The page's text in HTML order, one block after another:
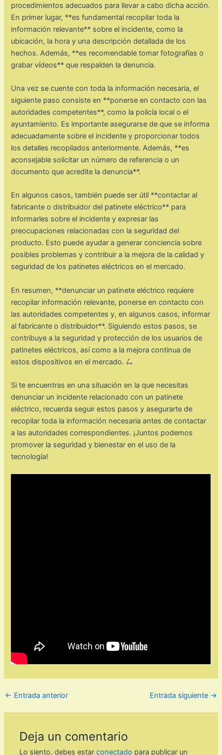
procedimientos adecuados para llevar a cabo dicha acción.
En primer lugar, **es fundamental recopilar toda la
información relevante** sobre el incidente, como la
ubicación, la hora y una descripción detallada de los
hechos. Además, **es recomendable tomar fotografías o
grabar vídeos** que respalden la denuncia.
Una vez se cuente con toda la información necesaria, el
siguiente paso consiste en **ponerse en contacto con las
autoridades competentes**, como la policía local o el
ayuntamiento. Es importante asegurarse de que se informa
adecuadamente sobre el incidente y proporcionar todos
los detalles recopilados anteriormente. Además, **es
aconsejable solicitar un número de referencia o un
documento que acredite la denuncia**.
En algunos casos, también puede ser útil **contactar al
fabricante o distribuidor del patinete eléctrico** para
informarles sobre el incidente y expresar las
preocupaciones relacionadas con la seguridad del
producto. Esto puede ayudar a generar conciencia sobre
posibles problemas y contribuir a la mejora de la calidad y
seguridad de los patinetes eléctricos en el mercado.
En resumen, **denunciar un patinete eléctrico requiere
recopilar información relevante, ponerse en contacto con
las autoridades competentes y, en algunos casos, informar
al fabricante o distribuidor**. Siguiendo estos pasos, se
contribuye a la seguridad y protección de los usuarios de
patinetes eléctricos, así como a la mejora continua de
estos dispositivos en el mercado. 🛴
Si te encuentras en una situación en la que necesitas
denunciar un incidente relacionado con un patinete
eléctrico, recuerda seguir estos pasos y asegurarte de
recopilar toda la información necesaria antes de contactar
a las autoridades correspondientes. ¡Juntos podemos
promover la seguridad y bienestar en el uso de la
tecnología!
← Entrada anterior Entrada siguiente →
Deja un comentario
Lo siento, debes estarconectado para publicar un